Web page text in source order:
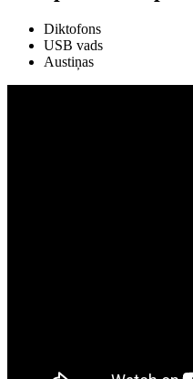
Diktofons
USB vads
Austiņas